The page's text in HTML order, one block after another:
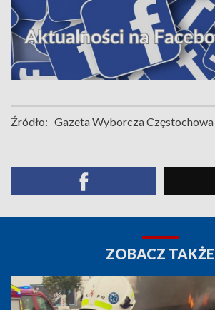
Źródło: Gazeta Wyborcza Częstochowa
ZOBACZ TAKŻE